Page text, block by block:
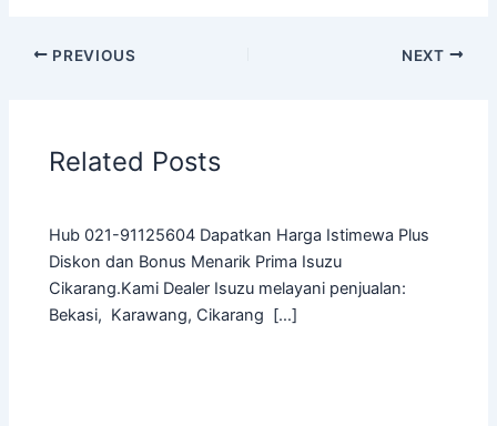
PREVIOUS NEXT
Related Posts
Hub 021-91125604 Dapatkan Harga Istimewa Plus
Diskon dan Bonus Menarik Prima Isuzu
Cikarang.Kami Dealer Isuzu melayani penjualan:
Bekasi, Karawang, Cikarang […]